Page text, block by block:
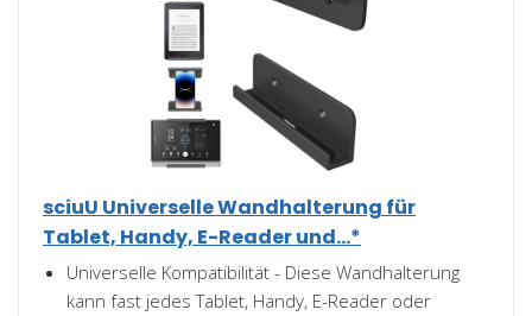
sciuU Universelle Wandhalterung für
Tablet, Handy, E-Reader und...*
Universelle Kompatibilität - Diese Wandhalterung
kann fast jedes Tablet, Handy, E-Reader oder